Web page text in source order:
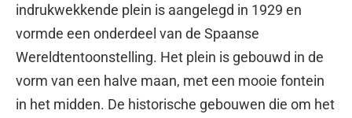
indrukwekkende plein is aangelegd in 1929 en
vormde een onderdeel van de Spaanse
Wereldtentoonstelling. Het plein is gebouwd in de
vorm van een halve maan, met een mooie fontein
in het midden. De historische gebouwen die om het